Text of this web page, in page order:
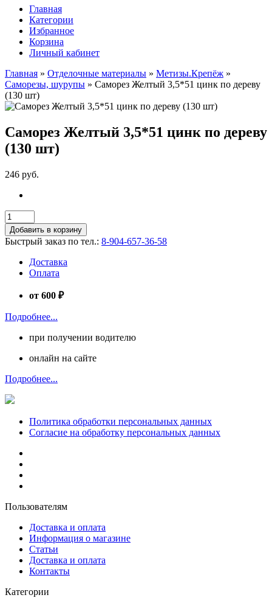
Главная
Категории
Избранное
Корзина
Личный кабинет
Главная » Отделочные материалы » Метизы.Крепёж »
Саморезы, шурупы » Саморез Желтый 3,5*51 цинк по дереву
(130 шт)
Саморез Желтый 3,5*51 цинк по дереву
(130 шт)
246 руб.
Добавить в корзину
Быстрый заказ по тел.: 8-904-657-36-58
Доставка
Оплата
от 600 ₽
Подробнее...
при получении водителю
онлайн на сайте
Подробнее...
Политика обработки персональных данных
Согласие на обработку персональных данных
Пользователям
Доставка и оплата
Информация о магазине
Статьи
Доставка и оплата
Контакты
Категории